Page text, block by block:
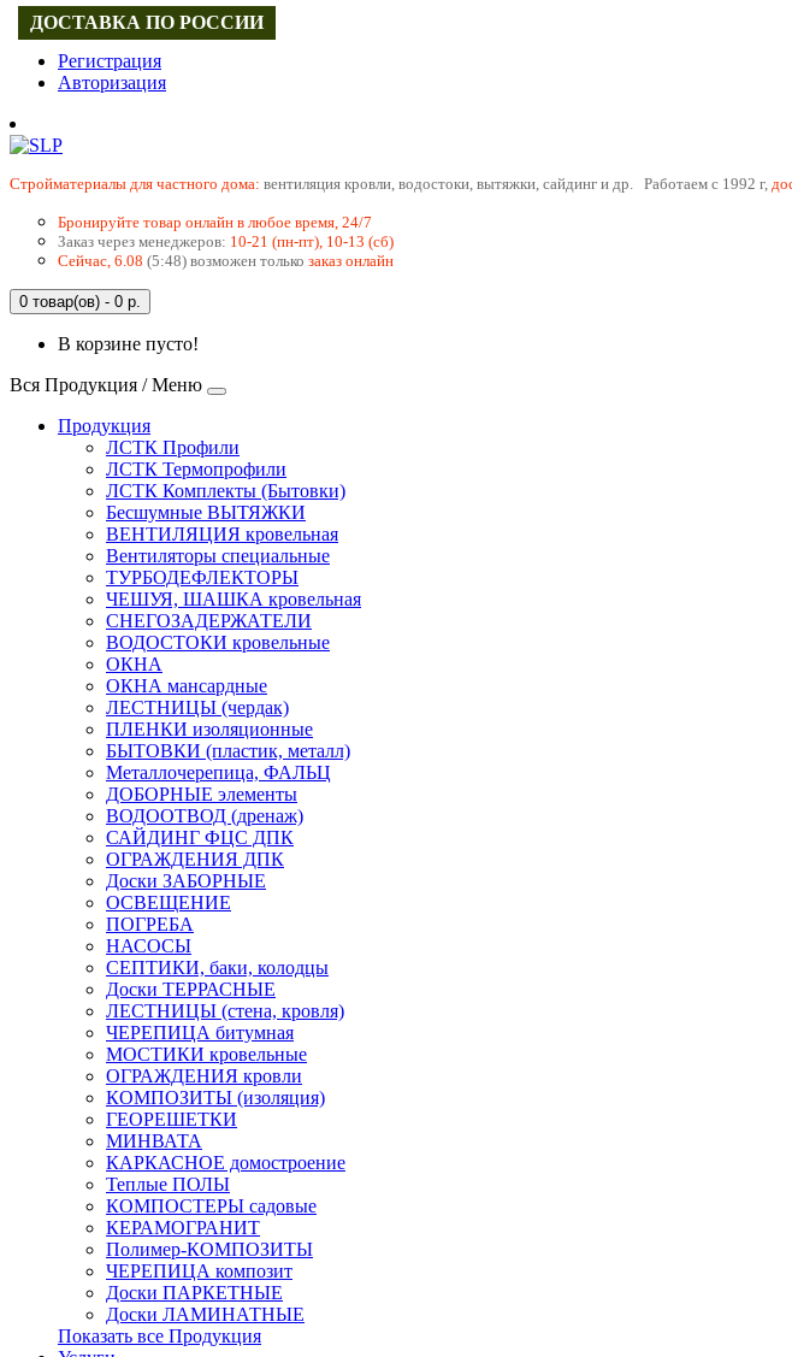
Регистрация
Авторизация
Cтройматериалы для частного дома: вентиляция кровли, водостоки, вытяжки, сайдинг и др. Работаем с 1992 г,
Бронируйте товар онлайн в любое время, 24/7
Заказ через менеджеров: 10-21 (пн-пт), 10-13 (сб)
Сейчас, 6.08 (5:48) возможен только заказ онлайн
0 товар(ов) - 0 р.
В корзине пусто!
Вся Продукция / Меню
Продукция
ЛСТК Профили
ЛСТК Термопрофили
ЛСТК Комплекты (Бытовки)
Бесшумные ВЫТЯЖКИ
ВЕНТИЛЯЦИЯ кровельная
Вентиляторы специальные
ТУРБОДЕФЛЕКТОРЫ
ЧЕШУЯ, ШАШКА кровельная
СНЕГОЗАДЕРЖАТЕЛИ
ВОДОСТОКИ кровельные
ОКНА
ОКНА мансардные
ЛЕСТНИЦЫ (чердак)
ПЛЕНКИ изоляционные
БЫТОВКИ (пластик, металл)
Металлочерепица, ФАЛЬЦ
ДОБОРНЫЕ элементы
ВОДООТВОД (дренаж)
САЙДИНГ ФЦС ДПК
ОГРАЖДЕНИЯ ДПК
Доски ЗАБОРНЫЕ
ОСВЕЩЕНИЕ
ПОГРЕБА
НАСОСЫ
СЕПТИКИ, баки, колодцы
Доски ТЕРРАСНЫЕ
ЛЕСТНИЦЫ (стена, кровля)
ЧЕРЕПИЦА битумная
МОСТИКИ кровельные
ОГРАЖДЕНИЯ кровли
КОМПОЗИТЫ (изоляция)
ГЕОРЕШЕТКИ
МИНВАТА
КАРКАСНОЕ домостроение
Теплые ПОЛЫ
КОМПОСТЕРЫ садовые
КЕРАМОГРАНИТ
Полимер-КОМПОЗИТЫ
ЧЕРЕПИЦА композит
Доски ПАРКЕТНЫЕ
Доски ЛАМИНАТНЫЕ
Показать все Продукция
ДОСТАВКА ПО РОССИИ